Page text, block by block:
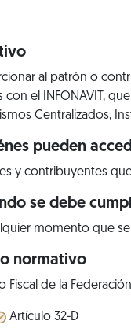
al patrón o
con el INFONAVIT,
Centralizados,
pueden
y contribuyentes
se debe
momento que
normativo
Fiscal de la Federación
Artículo 32-D